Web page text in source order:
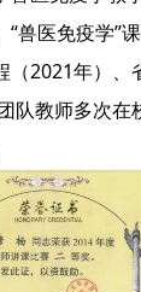
兽医免疫学”
（2021年）、
队教师多次在